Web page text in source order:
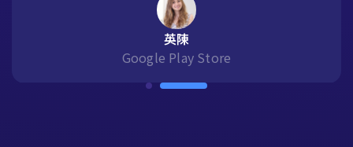
英陳
Google Play Store